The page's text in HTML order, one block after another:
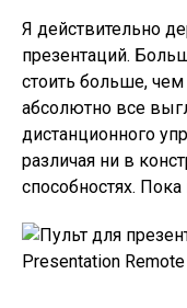
Я действительно
презентаций.
стоить больше,
абсолютно все
дистанционного
различая ни в
способностях.